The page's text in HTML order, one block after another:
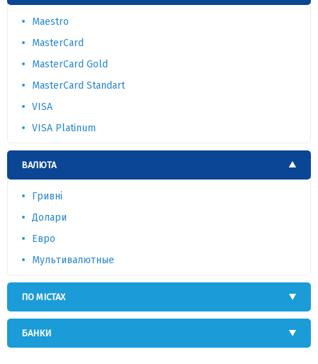
Maestro
MasterCard
MasterCard Gold
MasterCard Standart
VISA
VISA Platinum
ВАЛЮТА
Гривні
Долари
Евро
Мультивалютные
ПО МІСТАХ
БАНКИ